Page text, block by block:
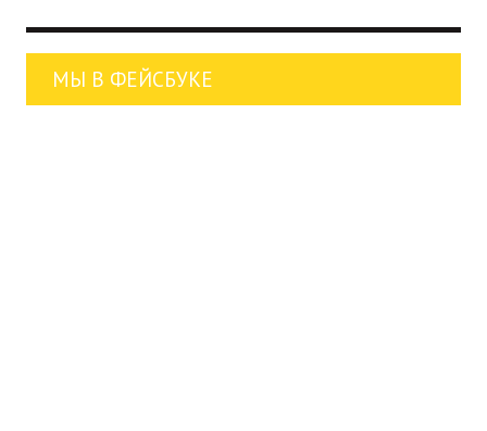
МЫ В ФЕЙСБУКЕ